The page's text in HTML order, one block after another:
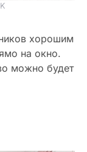
хорошим
на окно.
можно будет